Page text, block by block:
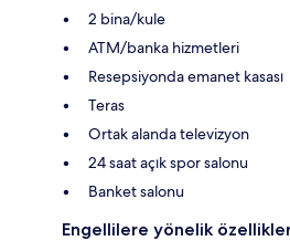
2 bina/kule
ATM/banka hizmetleri
Resepsiyonda emanet kasası
Teras
Ortak alanda televizyon
24 saat açık spor salonu
Banket salonu
Engellilere yönelik